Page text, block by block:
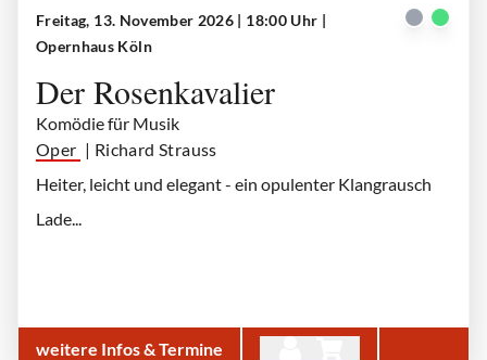
Freitag, 13. November 2026 | 18:00 Uhr |
Opernhaus Köln
Der Rosenkavalier
Komödie für Musik
Oper | Richard Strauss
Heiter, leicht und elegant - ein opulenter Klangrausch
Lade...
weitere Infos & Termine